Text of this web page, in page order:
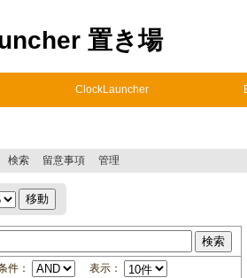
置き場
ClockLauncher
検索 留意事項 管理
件： 表示：